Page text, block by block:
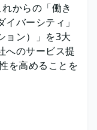
からの「働き
バーシティ」
ョン）」を3大
へのサービス提
を高めることを